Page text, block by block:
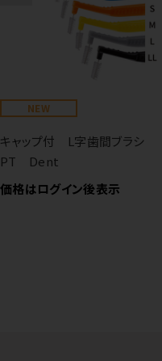
NEW
キャップ付 L字歯間ブラシ
PT Dent
価格はログイン後表示